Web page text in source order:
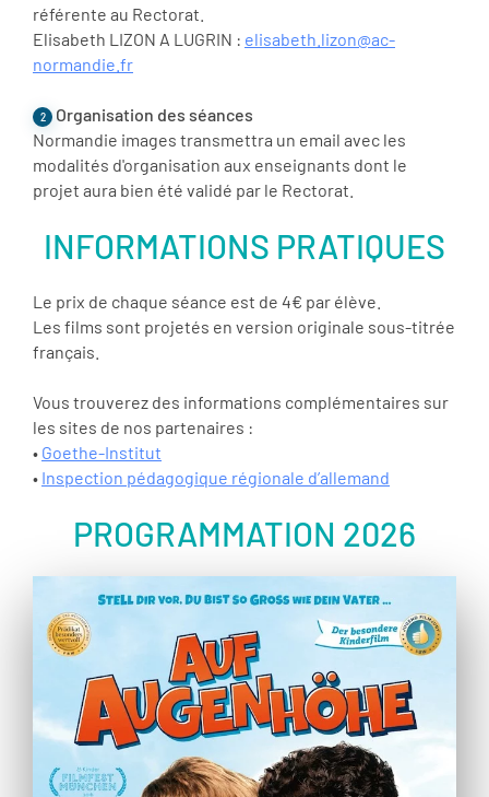
référente au Rectorat.
Elisabeth LIZON A LUGRIN : elisabeth.lizon@ac-
normandie.fr
2
Organisation des séances
Normandie images transmettra un email avec les
modalités d'organisation aux enseignants dont le
projet aura bien été validé par le Rectorat.
INFORMATIONS PRATIQUES
Le prix de chaque séance est de 4€ par élève.
Les films sont projetés en version originale sous-titrée
français.
Vous trouverez des informations complémentaires sur
les sites de nos partenaires :
• Goethe-Institut
• Inspection pédagogique régionale d’allemand
PROGRAMMATION 2026